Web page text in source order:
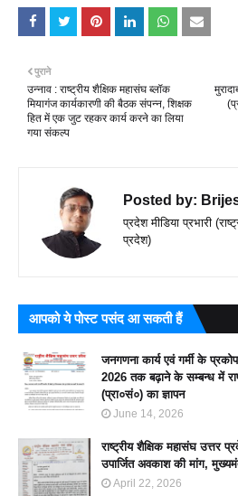
पुराने
उन्नाव : राष्ट्रीय शैक्षिक महासंघ ब्लॉक
मियागंज कार्यकारणी की बैठक संपन्न, शिक्षक
हित में एक जुट रहकर कार्य करने का लिया
गया संकल्प
Posted by:
प्रदेश मीडिया प्रभारी
प्रदेश)
आपको ये पोस्ट पसंद आ सकती हैं
जनगणना कार्य एवं गर्मी के
2026 तक बढ़ाने के सम्बन्ध में
(प्रा०सं०) का ज्ञापन
June 14, 2026
राष्ट्रीय शैक्षिक महासंघ उत्तर
उपार्जित अवकाश की मांग,
April 22, 2026